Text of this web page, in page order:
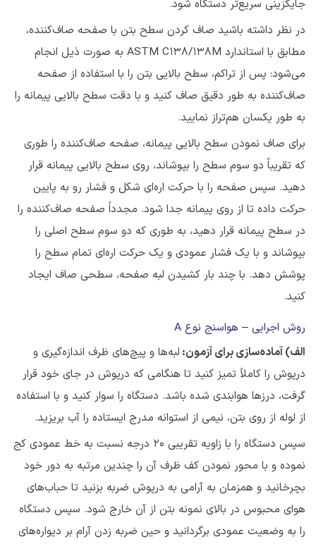
جایگزینی سریع‌تر دستگاه شود.
در نظر داشته باشید صاف کردن سطح بتن با صفحه صاف‌کننده،
مطابق با استاندارد ASTM C138/138M به صورت ذیل انجام
می‌شود: پس از تراکم، سطح بالایی بتن را با استفاده از صفحه
صاف‌کننده به طور دقیق صاف کنید و با دقت سطح بالایی پیمانه را
به طور یکسان هم‌تراز نمایید.
برای صاف نمودن سطح بالایی پیمانه، صفحه صاف‌کننده را طوری
که تقریباً دو سوم سطح را بپوشاند، روی سطح بالایی پیمانه قرار
دهید. سپس صفحه را با حرکت اره‌ای شکل و فشار رو به پایین
حرکت داده تا از روی پیمانه جدا شود. مجدداً صفحه صاف‌کننده را
در سطح پیمانه قرار دهید، به طوری که دو سوم سطح اصلی را
بپوشاند و با یک فشار عمودی و یک حرکت اره‌ای تمام سطح را
پوشش دهد. با چند بار کشیدن لبه صفحه، سطحی صاف ایجاد
کنید.
روش اجرایی – هواسنج نوع A
الف) آماده‌سازی برای آزمون: لبه‌ها و پیچ‌های ظرف اندازه‌گیری و
درپوش را کاملاً تمیز کنید تا هنگامی که درپوش در جای خود قرار
گرفت، درزها هوابندی شده باشد. دستگاه را سوار کنید و با استفاده
از لوله از روی بتن، نیمی از استوانه مدرج ایستاده را آب بریزید.
سپس دستگاه را با زاویه تقریبی ۲۰ درجه نسبت به خط عمودی کج
نموده و با محور نمودن کف ظرف آن را چندین مرتبه به دور خود
بچرخانید و همزمان به آرامی به درپوش ضربه بزنید تا حباب‌های
هوای محبوس در بالای نمونه بتن از آن خارج شود. سپس دستگاه
را به وضعیت عمودی برگردانید و حین ضربه زدن آرام بر دیواره‌های